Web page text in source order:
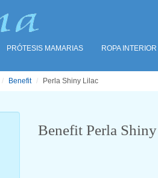
PRÓTESIS MAMARIAS ROPA INTERIOR
Benefit Perla Shiny Lilac
Benefit Perla